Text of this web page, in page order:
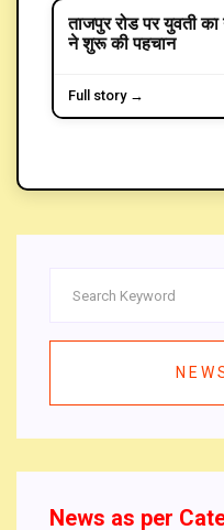
CRIME
ताजपुर रोड पर युवती
ने शुरू की पहचान
Full story →
News as per